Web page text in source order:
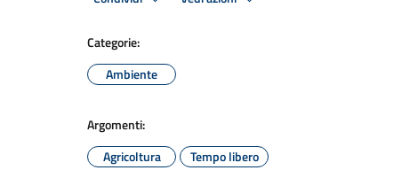
Categorie:
Ambiente
Argomenti:
Agricoltura
Tempo libero